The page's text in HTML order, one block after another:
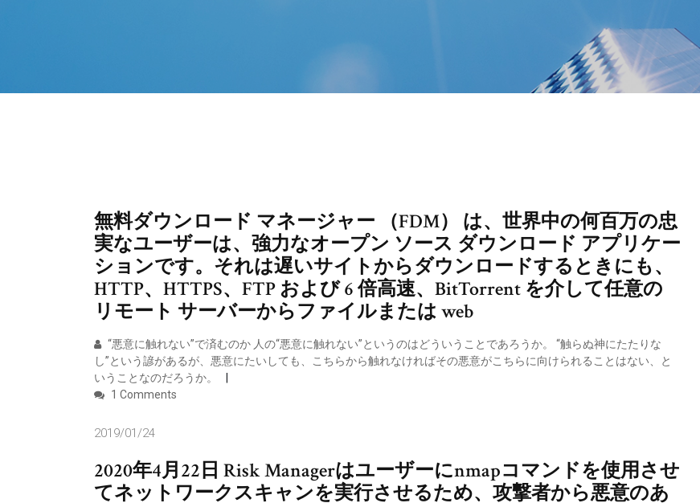
無料ダウンロード マネージャー （FDM） は、世界中の何百万の忠
実なユーザーは、強力なオープン ソース ダウンロード アプリケー
ションです。それは遅いサイトからダウンロードするときにも、
HTTP、HTTPS、FTP および 6 倍高速、BitTorrent を介して任意の
リモート サーバーからファイルまたは web
“悪意に触れない”で済むのか 人の“悪意に触れない”というのはどういうことであろうか。 “触らぬ神にたたりな
し”という諺があるが、悪意にたいしても、こちらから触れなければその悪意がこちらに向けられることはない、と
いうことなのだろうか。
1 Comments
2019/01/24
2020年4月22日 Risk Managerはユーザーにnmapコマンドを使用させ
てネットワークスキャンを実行させるため、攻撃者から悪意のあ